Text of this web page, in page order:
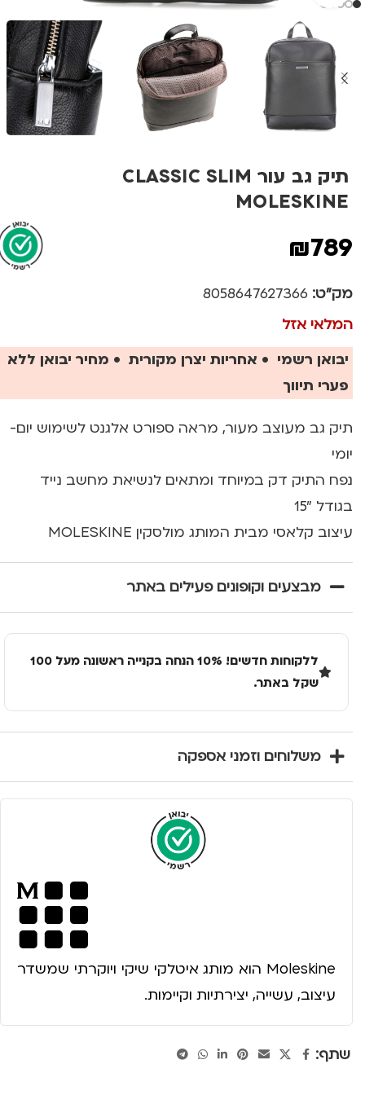
תיק גב עור CLASSIC SLIM
MOLESKINE
₪789
מק"ט: 8058647627366
המלאי אזל
יבואן רשמי • אחריות יצרן מקורית • מחיר יבואן ללא
פערי תיווך
תיק גב מעוצב מעור, מראה ספורט אלגנט לשימוש יום-
יומי
נפח התיק דק במיוחד ומתאים לנשיאת מחשב נייד
בגודל "15
עיצוב קלאסי מבית המותג מולסקין MOLESKINE
מבצעים וקופונים פעילים באתר
ללקוחות חדשים! 10% הנחה בקנייה ראשונה מעל 100
שקל באתר.
משלוחים וזמני אספקה
Moleskine הוא מותג איטלקי שיקי ויוקרתי שמשדר
עיצוב, עשייה, יצירתיות וקיימות.
שתף: